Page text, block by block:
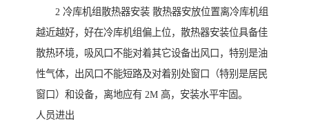
2 冷库机组散热器安装 散热器安放位置离冷库机组
越近越好，好在冷库机组偏上位，散热器安装位具备佳
散热环境，吸风口不能对着其它设备出风口，特别是油
性气体，出风口不能短路及对着别处窗口（特别是居民
窗口）和设备，离地应有 2M 高，安装水平牢固。
人员进出